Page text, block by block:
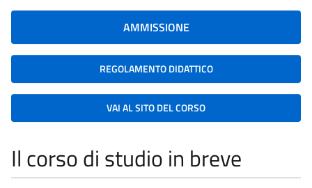
AMMISSIONE
REGOLAMENTO DIDATTICO
VAI AL SITO DEL CORSO
Il corso di studio in breve